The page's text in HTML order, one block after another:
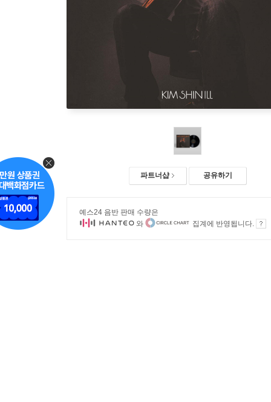
파트너샵 공유하기
예스24 음반 판매 수량은
와
집계에 반영됩니다.